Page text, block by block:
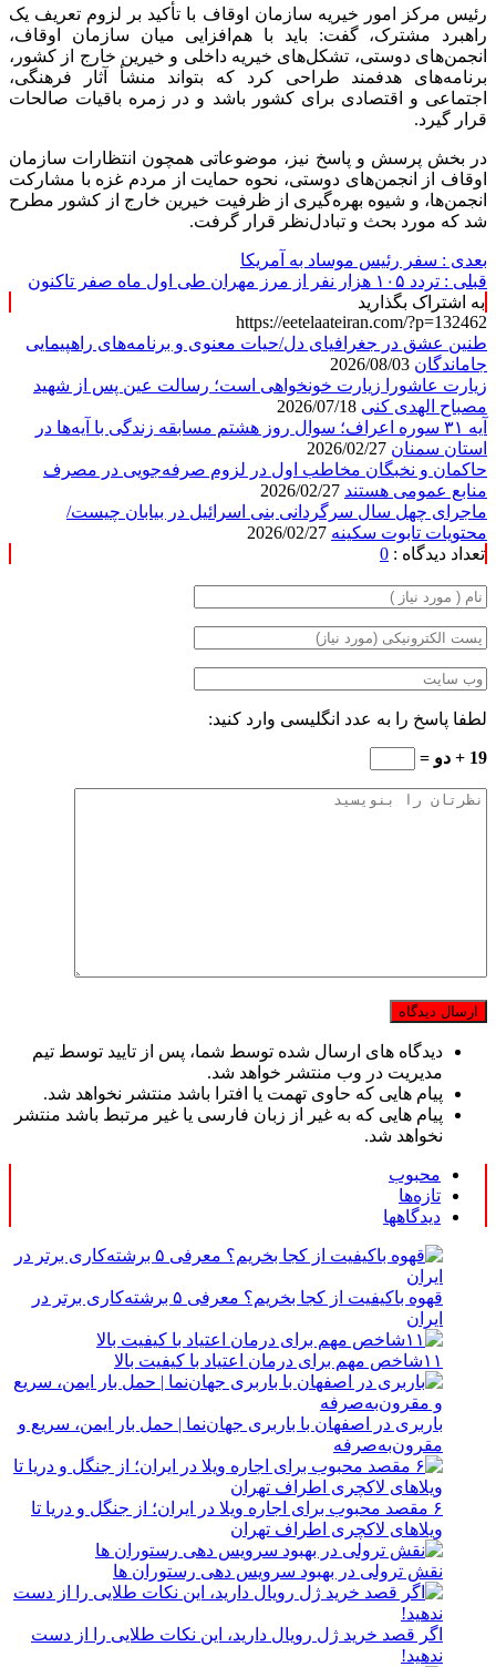
رئیس مرکز امور خیریه سازمان اوقاف با تأکید بر لزوم تعریف یک
راهبرد مشترک، گفت: باید با هم‌افزایی میان سازمان اوقاف،
انجمن‌های دوستی، تشکل‌های خیریه داخلی و خیرین خارج از کشور،
برنامه‌های هدفمند طراحی کرد که بتواند منشأ آثار فرهنگی،
اجتماعی و اقتصادی برای کشور باشد و در زمره باقیات صالحات
قرار گیرد.
در بخش پرسش و پاسخ نیز، موضوعاتی همچون انتظارات سازمان
اوقاف از انجمن‌های دوستی، نحوه حمایت از مردم غزه با مشارکت
انجمن‌ها، و شیوه بهره‌گیری از ظرفیت خیرین خارج از کشور مطرح
شد که مورد بحث و تبادل‌نظر قرار گرفت.
بعدی : سفر رئیس موساد به آمریکا
قبلی : تردد ۱۰۵ هزار نفر از مرز مهران طی اول ماه صفر تاکنون
به اشتراک بگذارید
https://eetelaateiran.com/?p=132462
طنین عشق در جغرافیای دل/حیات معنوی و برنامه‌های راهپیمایی
جاماندگان
زیارت عاشورا زیارت خونخواهی است؛ رسالت عین پس از شهید
مصباح الهدی کنی
آیه ۳۱ سوره اعراف؛ سوال روز هشتم مسابقه زندگی با آیه‌ها در
استان سمنان
حاکمان و نخبگان مخاطب اول در لزوم صرفه‌جویی در مصرف
منابع عمومی هستند
ماجرای چهل سال سرگردانی بنی اسرائیل در بیابان چیست/
محتویات تابوت سکینه
تعداد دیدگاه : 0
لطفا پاسخ را به عدد انگلیسی وارد کنید:
19 + دو =
دیدگاه های ارسال شده توسط شما، پس از تایید توسط تیم
مدیریت در وب منتشر خواهد شد.
پیام هایی که حاوی تهمت یا افترا باشد منتشر نخواهد شد.
پیام هایی که به غیر از زبان فارسی یا غیر مرتبط باشد منتشر
نخواهد شد.
محبوب
تازه‌ها
دیدگاهها
قهوه باکیفیت از کجا بخریم؟ معرفی ۵ برشته‌کاری برتر در
ایران
۱۱شاخص مهم برای درمان اعتیاد با کیفیت بالا
باربری در اصفهان با باربری جهان‌نما | حمل بار ایمن، سریع و
مقرون‌به‌صرفه
۶ مقصد محبوب برای اجاره ویلا در ایران؛ از جنگل و دریا تا
ویلاهای لاکچری اطراف تهران
نقش ترولی در بهبود سرویس دهی رستوران ها
اگر قصد خرید ژل رویال دارید، این نکات طلایی را از دست
ندهید!